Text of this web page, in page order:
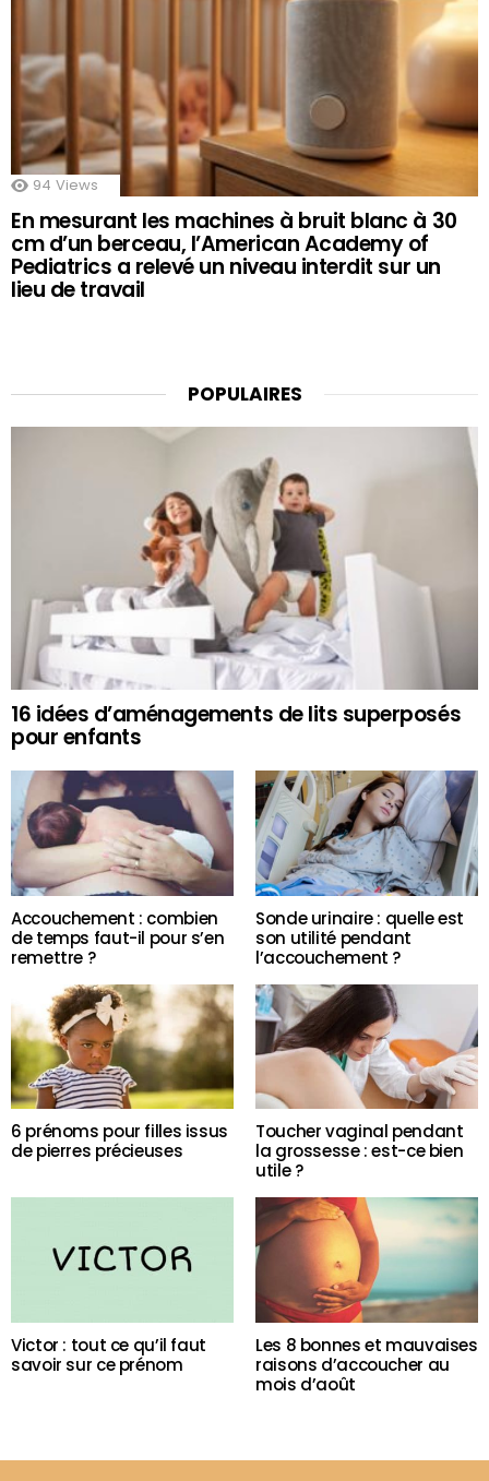
94 Views
En mesurant les machines à bruit blanc à 30
cm d’un berceau, l’American Academy of
Pediatrics a relevé un niveau interdit sur un
lieu de travail
POPULAIRES
16 idées d’aménagements de lits superposés
pour enfants
Accouchement : combien
de temps faut-il pour s’en
remettre ?
Sonde urinaire : quelle est
son utilité pendant
l’accouchement ?
6 prénoms pour filles issus
de pierres précieuses
Toucher vaginal pendant
la grossesse : est-ce bien
utile ?
Victor : tout ce qu’il faut
savoir sur ce prénom
Les 8 bonnes et mauvaises
raisons d’accoucher au
mois d’août